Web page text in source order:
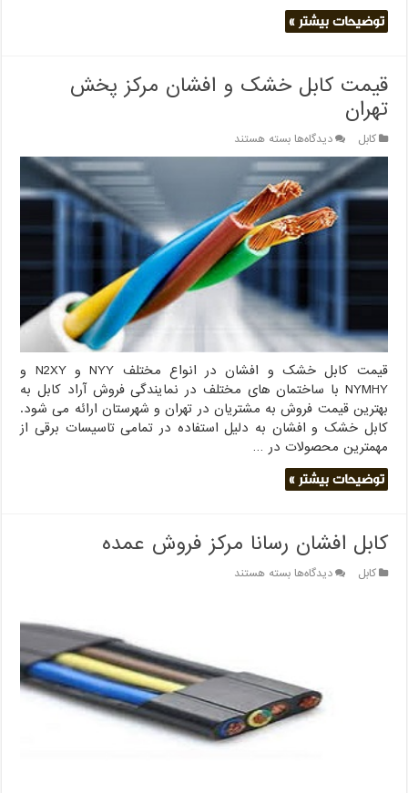
توضیحات بیشتر »
قیمت کابل خشک و افشان مرکز پخش
تهران
کابل دیدگاه‌هابرای
قیمت
کابل
خشک
و
افشان
مرکز
پخش
تهران
بسته هستند
قیمت کابل خشک و افشان در انواع مختلف NYY و N2XY و
NYMHY با ساختمان های مختلف در نمایندگی فروش آراد کابل به
بهترین قیمت فروش به مشتریان در تهران و شهرستان ارائه می شود.
کابل خشک و افشان به دلیل استفاده در تمامی تاسیسات برقی از
مهمترین محصولات در …
توضیحات بیشتر »
کابل افشان رسانا مرکز فروش عمده
کابل دیدگاه‌هابرای
بسته هستند